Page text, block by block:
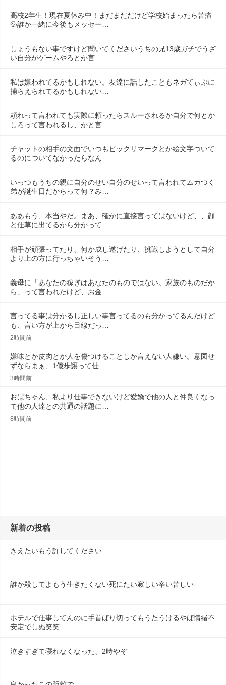
高校2年生！現在夏休み中！まだまだだけど学校始まったら苦痛
💦誰か一緒に今後もメッセー…
しょうもない事ですけど聞いてくださいうちの兄13歳ガチでうざ
い自分がゲームやろとか言…
私は嫌われてるかもしれない。友達に話したこともネガてぃぶに
捕らえられてるかもしれない…
頼れって言われても実際に頼ったらスルーされるか自分で何とか
しろって言われるし、かと言…
チャットの相手の文面でいつもビックリマークとか絵文字ついて
るのについてなかったらなん…
いっつもうちの親に自分のせい自分のせいって言われてムカつく
弟が誕生日だからって何？み…
ああもう、本当やだ。まあ、確かに直接言ってはないけど、、顔
と仕草に出てるから分かって…
相手が頑張ってたり、何か成し遂げたり、挑戦しようとして自分
より上の方に行っちゃいそう…
義母に「あなたの稼ぎはあなたのものではない。家族のものだか
ら」って言われたけど、お金…
言ってる事は分かるし正しい事言ってるのも分かってるんだけど
も、言い方が上から目線だっ…
2時間前
嫌味とか皮肉とか人を傷つけることしか言えない人嫌い。意図せ
ずならまぁ、1億歩譲って仕…
3時間前
おばちゃん、私より仕事できないけど愛嬌で他の人と仲良くなっ
て他の人達との共通の話題に…
8時間前
新着の投稿
きえたいもう許してください
誰か殺してよもう生きたくない死にたい寂しい辛い苦しい
ホテルで仕事してんのに手首ばり切ってもうたうけるやば情緒不
安定でしぬ笑笑
泣きすぎて寝れなくなった、2時やぞ